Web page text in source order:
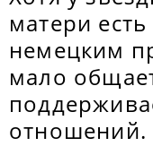
матери
немецким
мало
отношений.